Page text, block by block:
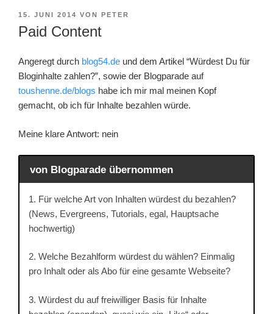
VERÖFFENTLICHT
AM
15. JUNI 2014 VON PETER
Paid Content
Angeregt durch blog54.de und dem Artikel “Würdest Du für
Bloginhalte zahlen?”, sowie der Blogparade auf
toushenne.de/blogs habe ich mir mal meinen Kopf
gemacht, ob ich für Inhalte bezahlen würde.
Meine klare Antwort: nein
von Blogparade übernommen
1. Für welche Art von Inhalten würdest du bezahlen?
(News, Evergreens, Tutorials, egal, Hauptsache
hochwertig)
2. Welche Bezahlform würdest du wählen? Einmalig
pro Inhalt oder als Abo für eine gesamte Webseite?
3. Würdest du auf freiwilliger Basis für Inhalte